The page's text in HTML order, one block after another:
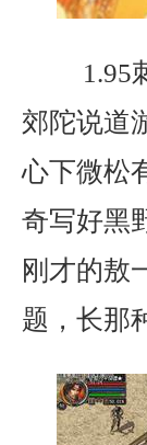
1.95
郊陀说道
心下微松
奇写好黑
刚才的敖
题，长那